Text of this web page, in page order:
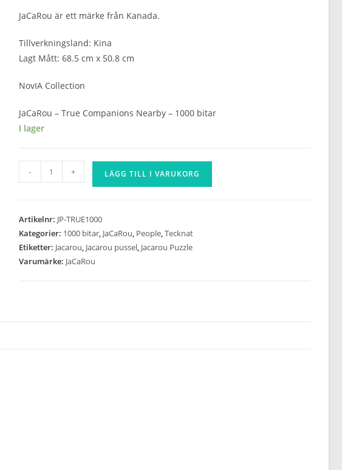
JaCaRou är ett märke från Kanada.
Tillverkningsland: Kina
Lagt Mått: 68.5 cm x 50.8 cm
NovIA Collection
JaCaRou – True Companions Nearby – 1000 bitar
I lager
JaCaRou
-
Companions
Nearby
-
1000
- + LÄGG TILL I VARUKORG
Artikelnr: JP-TRUE1000
Kategorier: 1000 bitar, JaCaRou, People,Tecknat
Etiketter: Jacarou, Jacarou pussel, Jacarou Puzzle
Varumärke: JaCaRou